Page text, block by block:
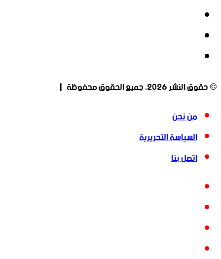
© حقوق النشر 2026، جميع الحقوق محفوظة |
من نحن
السياسة التحريرية
اتصل بنا